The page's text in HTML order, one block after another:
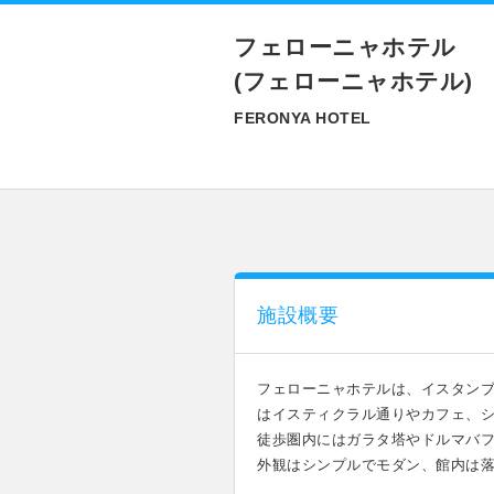
フェローニャホテル
(フェローニャホテル)
FERONYA HOTEL
施設概要
フェローニャホテルは、イスタン
はイスティクラル通りやカフェ、
徒歩圏内にはガラタ塔やドルマバ
外観はシンプルでモダン、館内は